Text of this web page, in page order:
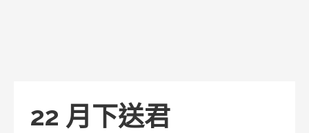
22 月下送君